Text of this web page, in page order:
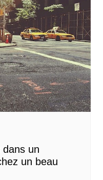
dans un
un beau